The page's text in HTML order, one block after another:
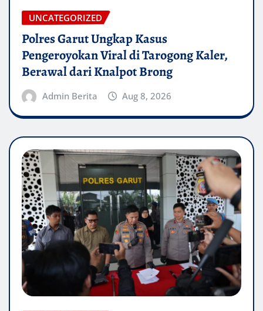
UNCATEGORIZED
Polres Garut Ungkap Kasus
Pengeroyokan Viral di Tarogong Kaler,
Berawal dari Knalpot Brong
Admin Berita Aug 8, 2026